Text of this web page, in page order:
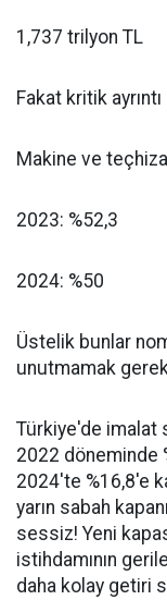
1,737 trilyon TL
Fakat kritik
Makine ve
2023: %52,3
2024: %50
Üstelik bunlar
unutmamak
Türkiye'de imalat
2022 döneminde
2024'te %16,8'e
yarın sabah
sessiz! Yeni
istihdamının
daha kolay getiri